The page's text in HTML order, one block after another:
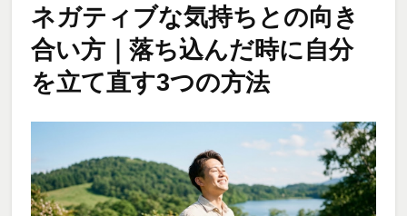
ネガティブな気持ちとの向き
合い方｜落ち込んだ時に自分
を立て直す3つの方法